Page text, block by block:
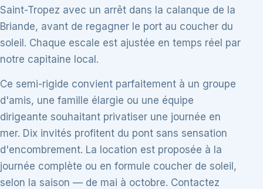
Saint-Tropez avec un arrêt dans la calanque de la
Briande, avant de regagner le port au coucher du
soleil. Chaque escale est ajustée en temps réel par
notre capitaine local.
Ce semi-rigide convient parfaitement à un groupe
d'amis, une famille élargie ou une équipe
dirigeante souhaitant privatiser une journée en
mer. Dix invités profitent du pont sans sensation
d'encombrement. La location est proposée à la
journée complète ou en formule coucher de soleil,
selon la saison — de mai à octobre. Contactez